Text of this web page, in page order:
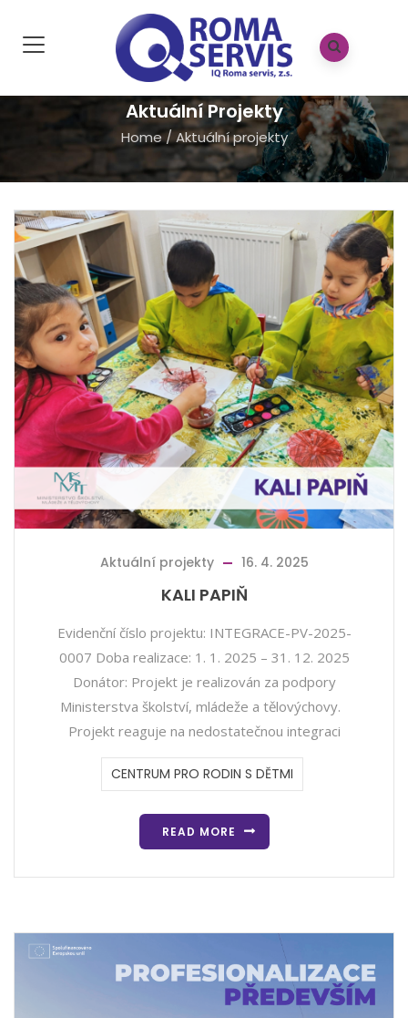
Aktuální Projekty
Home/ Aktuální projekty
Aktuální projekty 16. 4. 2025
KALI PAPIŇ
Evidenční číslo projektu: INTEGRACE-PV-2025-
0007 Doba realizace: 1. 1. 2025 – 31. 12. 2025
Donátor: Projekt je realizován za podpory
Ministerstva školství, mládeže a tělovýchovy.
Projekt reaguje na nedostatečnou integraci
CENTRUM PRO RODIN S DĚTMI
READ MORE